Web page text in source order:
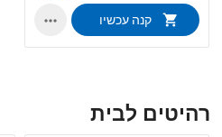
קנה עכשיו 
רהיטים לבית